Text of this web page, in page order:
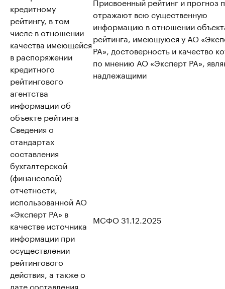
кредитному
рейтингу, в том
числе в отношении
качества имеющейся
в распоряжении
кредитного
рейтингового
агентства
информации об
объекте рейтинга
отражают всю существенную
информацию в отношении
рейтинга, имеющуюся у АО
РА», достоверность и качество
по мнению АО «Эксперт РА»,
надлежащими
Сведения о
стандартах
составления
бухгалтерской
(финансовой)
отчетности,
использованной АО
«Эксперт РА» в
качестве источника
информации при
осуществлении
рейтингового
действия, а также о
дате составления
МСФО 31.12.2025